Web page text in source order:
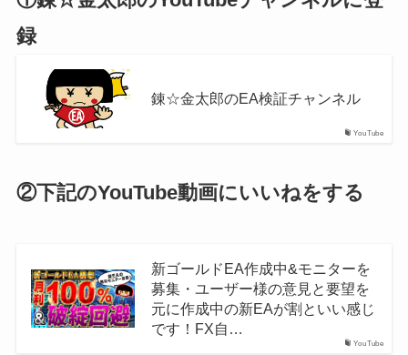
録
YouTube
錬☆金太郎のEA検証チャンネル
②下記のYouTube動画にいいねをする
YouTube
新ゴールドEA作成中&モニターを
募集・ユーザー様の意見と要望を
元に作成中の新EAが割といい感じ
です！FX自…